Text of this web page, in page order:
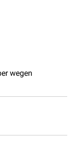
wegen